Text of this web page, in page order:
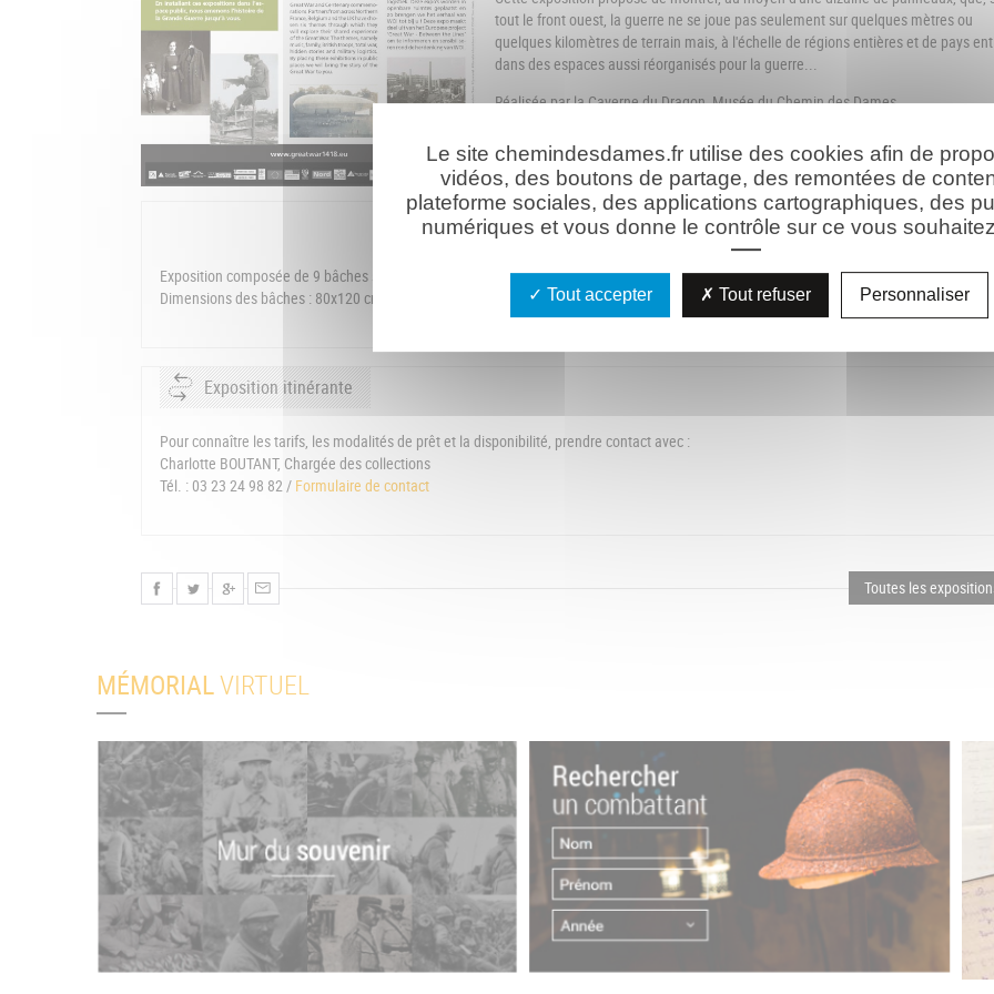
tout le front ouest, la guerre ne se joue pas seulement sur quelques mètres ou
quelques kilomètres de terrain mais, à l'échelle de régions entières et de pays
dans des espaces aussi réorganisés pour la guerre...
Réalisée par la Caverne du Dragon, Musée du Chemin des Dames
Informations pratiques
Exposition composée de 9 bâches souples PVC
Dimensions des bâches : 80x120 cm
Exposition itinérante
Pour connaître les tarifs, les modalités de prêt et la disponibilité, prendre contact avec :
Charlotte BOUTANT, Chargée des collections
Tél. : 03 23 24 98 82 / Formulaire de contact
Toutes les
MÉMORIALVIRTUEL
Le site chemindesdames.fr utilise des cookies afin de
vidéos, des boutons de partage, des remontées de
plateforme sociales, des applications cartographiques, des
numériques et vous donne le contrôle sur ce vous
Tout accepter Tout refuser Personnaliser